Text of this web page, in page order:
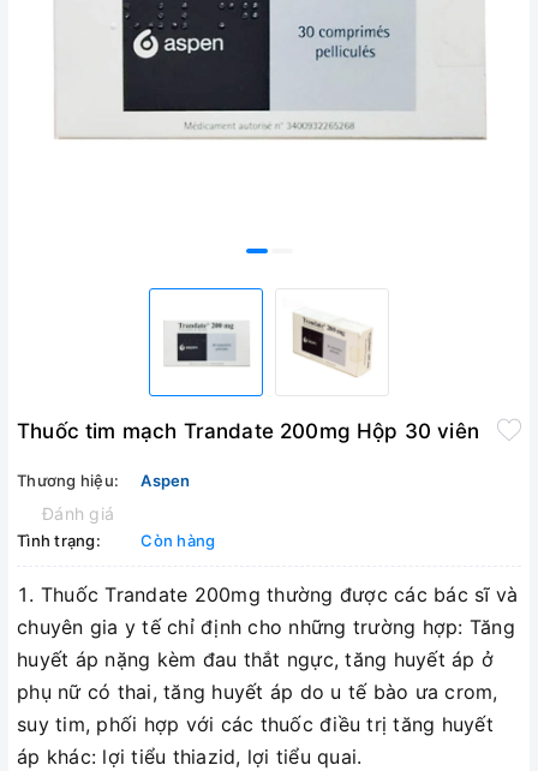
Thuốc tim mạch Trandate 200mg Hộp 30 viên
Thương hiệu: Aspen
Đánh giá
Tình trạng: Còn hàng
Thuốc Trandate 200mg thường được các bác sĩ và
chuyên gia y tế chỉ định cho những trường hợp: Tăng
huyết áp nặng kèm đau thắt ngực, tăng huyết áp ở
phụ nữ có thai, tăng huyết áp do u tế bào ưa crom,
suy tim, phối hợp với các thuốc điều trị tăng huyết
áp khác: lợi tiểu thiazid, lợi tiểu quai.